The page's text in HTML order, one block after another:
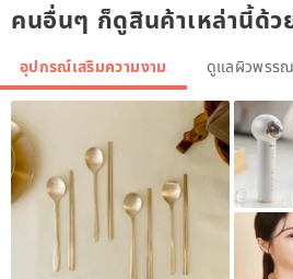
คนอื่นๆ ก็ดูสินค้าเหล่านี้ด้ว
อุปกรณ์เสริมความงาม ดูแลผิวพรร